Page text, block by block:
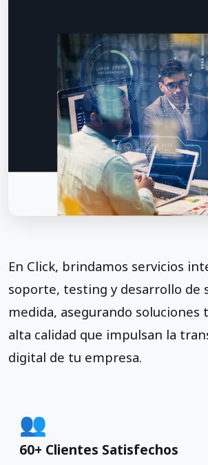
En Click, brindamos servicios
soporte, testing y desarrollo de
medida, asegurando soluciones
alta calidad que impulsan la
digital de tu empresa.
👥
60+ Clientes Satisfechos